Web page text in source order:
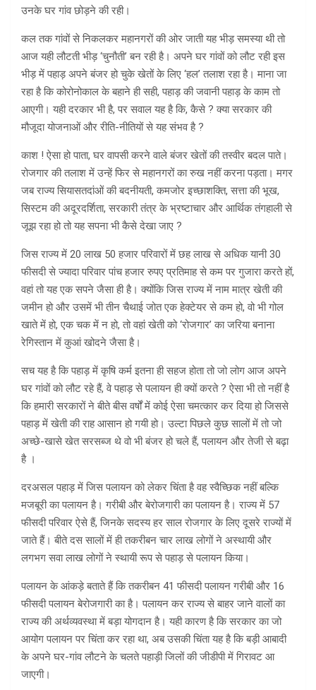
उनके घर गांव छोड़ने की रही।
कल तक गांवों से निकलकर महानगरों की ओर जाती यह भीड़ समस्या थी तो
आज यही लौटती भीड़ ‘चुनौती’ बन रही है। अपने घर गांवों को लौट रही इस
भीड़ में पहाड़ अपने बंजर हो चुके खेतों के लिए ‘हल’ तलाश रहा है। माना जा
रहा है कि कोरोनोकाल के बहाने ही सही, पहाड़ की जवानी पहाड़ के काम तो
आएगी। यही दरकार भी है, पर सवाल यह है कि, कैसे ? क्या सरकार की
मौजूदा योजनाओं और रीति-नीतियों से यह संभव है ?
काश ! ऐसा हो पाता, घर वापसी करने वाले बंजर खेतों की तस्वीर बदल पाते।
रोजगार की तलाश में उन्हें फिर से महानगरों का रुख नहीं करना पड़ता। मगर
जब राज्य सियासतदांओं की बदनीयती, कमजोर इच्छाशक्ति, सत्ता की भूख,
सिस्टम की अदूरदर्शिता, सरकारी तंत्र के भ्रष्टाचार और आर्थिक तंगहाली से
जूझ रहा हो तो यह सपना भी कैसे देखा जाए ?
जिस राज्य में 20 लाख 50 हजार परिवारों में छह लाख से अधिक यानी 30
फीसदी से ज्यादा परिवार पांच हजार रुपए प्रतिमाह से कम पर गुजारा करते हों,
वहां तो यह एक सपने जैसा ही है। क्योंकि जिस राज्य में नाम मात्र खेती की
जमीन हो और उसमें भी तीन चैथाई जोत एक हेक्टेयर से कम हो, वो भी गोल
खाते में हो, एक चक में न हो, तो वहां खेती को ‘रोजगार’ का जरिया बनाना
रेगिस्तान में कुआं खोदने जैसा है।
सच यह है कि पहाड़ में कृषि कर्म इतना ही सहज होता तो जो लोग आज अपने
घर गांवों को लौट रहे हैं, वे पहाड़ से पलायन ही क्यों करते ? ऐसा भी तो नहीं है
कि हमारी सरकारों ने बीते बीस वर्षों में कोई ऐसा चमत्कार कर दिया हो जिससे
पहाड़ में खेती की राह आसान हो गयी हो। उल्टा पिछले कुछ सालों में तो जो
अच्छे-खासे खेत सरसब्ज थे वो भी बंजर हो चले हैं, पलायन और तेजी से बढ़ा
है ।
दरअसल पहाड़ में जिस पलायन को लेकर चिंता है वह स्वैच्छिक नहीं बल्कि
मजबूरी का पलायन है। गरीबी और बेरोजगारी का पलायन है। राज्य में 57
फीसदी परिवार ऐसे हैं, जिनके सदस्य हर साल रोजगार के लिए दूसरे राज्यों में
जाते हैं। बीते दस सालों में ही तकरीबन चार लाख लोगों ने अस्थायी और
लगभग सवा लाख लोगों ने स्थायी रूप से पहाड़ से पलायन किया।
पलायन के आंकड़े बताते हैं कि तकरीबन 41 फीसदी पलायन गरीबी और 16
फीसदी पलायन बेरोजगारी का है। पलायन कर राज्य से बाहर जाने वालों का
राज्य की अर्थव्यवस्था में बड़ा योगदान है। यही कारण है कि सरकार का जो
आयोग पलायन पर चिंता कर रहा था, अब उसकी चिंता यह है कि बड़ी आबादी
के अपने घर-गांव लौटने के चलते पहाड़ी जिलों की जीडीपी में गिरावट आ
जाएगी।